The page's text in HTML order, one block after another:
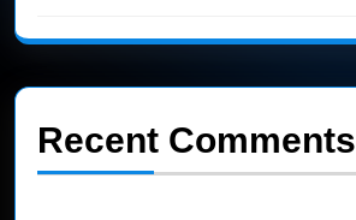
Recent Comments